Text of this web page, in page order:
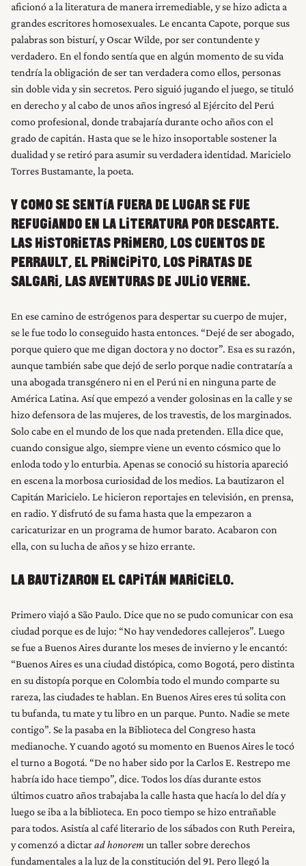
aficionó a la literatura de manera irremediable, y se hizo adicta a
grandes escritores homosexuales. Le encanta Capote, porque sus
palabras son bisturí, y Oscar Wilde, por ser contundente y
verdadero. En el fondo sentía que en algún momento de su vida
tendría la obligación de ser tan verdadera como ellos, personas
sin doble vida y sin secretos. Pero siguió jugando el juego, se tituló
en derecho y al cabo de unos años ingresó al Ejército del Perú
como profesional, donde trabajaría durante ocho años con el
grado de capitán. Hasta que se le hizo insoportable sostener la
dualidad y se retiró para asumir su verdadera identidad. Maricielo
Torres Bustamante, la poeta.
Y COMO SE SENTÍA FUERA DE LUGAR SE FUE
REFUGIANDO EN LA LITERATURA POR DESCARTE.
LAS HISTORIETAS PRIMERO, LOS CUENTOS DE
PERRAULT, EL PRINCIPITO, LOS PIRATAS DE
SALGARI, LAS AVENTURAS DE JULIO VERNE.
En ese camino de estrógenos para despertar su cuerpo de mujer,
se le fue todo lo conseguido hasta entonces. “Dejé de ser abogado,
porque quiero que me digan doctora y no doctor”. Esa es su razón,
aunque también sabe que dejó de serlo porque nadie contrataría a
una abogada transgénero ni en el Perú ni en ninguna parte de
América Latina. Así que empezó a vender golosinas en la calle y se
hizo defensora de las mujeres, de los travestis, de los marginados.
Solo cabe en el mundo de los que nada pretenden. Ella dice que,
cuando consigue algo, siempre viene un evento cósmico que lo
enloda todo y lo enturbia. Apenas se conoció su historia apareció
en escena la morbosa curiosidad de los medios. La bautizaron el
Capitán Maricielo. Le hicieron reportajes en televisión, en prensa,
en radio. Y disfrutó de su fama hasta que la empezaron a
caricaturizar en un programa de humor barato. Acabaron con
ella, con su lucha de años y se hizo errante.
LA BAUTIZARON EL CAPITÁN MARICIELO.
Primero viajó a São Paulo. Dice que no se pudo comunicar con esa
ciudad porque es de lujo: “No hay vendedores callejeros”. Luego
se fue a Buenos Aires durante los meses de invierno y le encantó:
“Buenos Aires es una ciudad distópica, como Bogotá, pero distinta
en su distopía porque en Colombia todo el mundo comparte su
rareza, las ciudades te hablan. En Buenos Aires eres tú solita con
tu bufanda, tu mate y tu libro en un parque. Punto. Nadie se mete
contigo”. Se la pasaba en la Biblioteca del Congreso hasta
medianoche. Y cuando agotó su momento en Buenos Aires le tocó
el turno a Bogotá. “De no haber sido por la Carlos E. Restrepo me
habría ido hace tiempo”, dice. Todos los días durante estos
últimos cuatro años trabajaba la calle hasta que hacía lo del día y
luego se iba a la biblioteca. En poco tiempo se hizo entrañable
para todos. Asistía al café literario de los sábados con Ruth Pereira,
y comenzó a dictarad honorem un taller sobre derechos
fundamentales a la luz de la constitución del 91. Pero llegó la